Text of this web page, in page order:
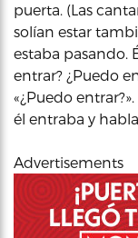
puerta. (Las
solían estar
estaba pasando.
entrar? ¿Puedo
«¿Puedo
él entraba y
Advertisements